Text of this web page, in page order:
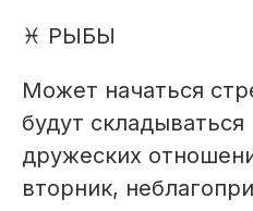
♓ РЫБЫ
Может начаться
будут
дружеских
вторник,